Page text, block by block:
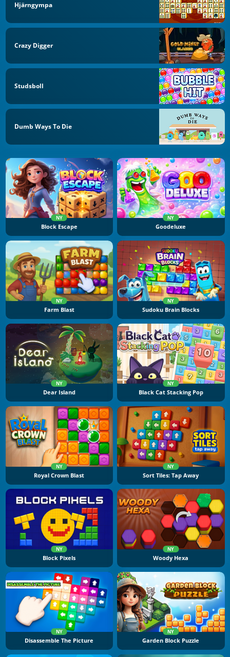
Hjärngympa
Crazy Digger
Studsboll
Dumb Ways To Die
NY
Block Escape
NY
Goodeluxe
NY
Farm Blast
NY
Sudoku Brain Blocks
NY
Dear Island
NY
Black Cat Stacking Pop
NY
Royal Crown Blast
NY
Sort Tiles: Tap Away
NY
Block Pixels
NY
Woody Hexa
NY
Disassemble The Picture
NY
Garden Block Puzzle